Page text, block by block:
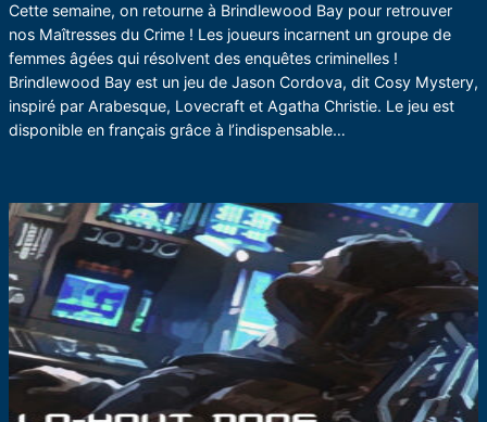
Cette semaine, on retourne à Brindlewood Bay pour retrouver
nos Maîtresses du Crime ! Les joueurs incarnent un groupe de
femmes âgées qui résolvent des enquêtes criminelles !
Brindlewood Bay est un jeu de Jason Cordova, dit Cosy Mystery,
inspiré par Arabesque, Lovecraft et Agatha Christie. Le jeu est
disponible en français grâce à l’indispensable…